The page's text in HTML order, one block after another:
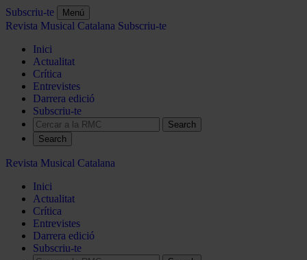
Subscriu-te Menú
Revista Musical Catalana Subscriu-te
Inici
Actualitat
Crítica
Entrevistes
Darrera edició
Subscriu-te
Search
Revista Musical Catalana
Inici
Actualitat
Crítica
Entrevistes
Darrera edició
Subscriu-te